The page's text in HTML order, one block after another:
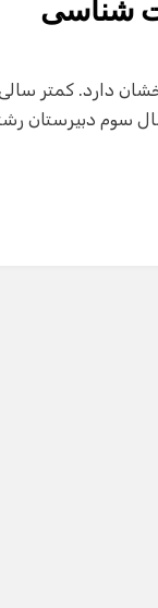
شناسی
۸ سال سابقه کار درخشان
سوم دبیرستان